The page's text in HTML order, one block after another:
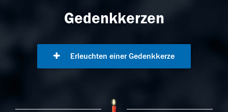
Gedenkkerzen
Erleuchten einer Gedenkkerze